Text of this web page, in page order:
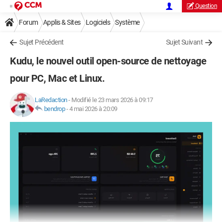
Question
Forum Applis & Sites Logiciels Système
Sujet Précédent Sujet Suivant
Kudu, le nouvel outil open-source de nettoyage
pour PC, Mac et Linux.
LaRedaction- Modifié le 23 mars 2026 à 09:17
bendrop-4 mai 2026 à 20:09